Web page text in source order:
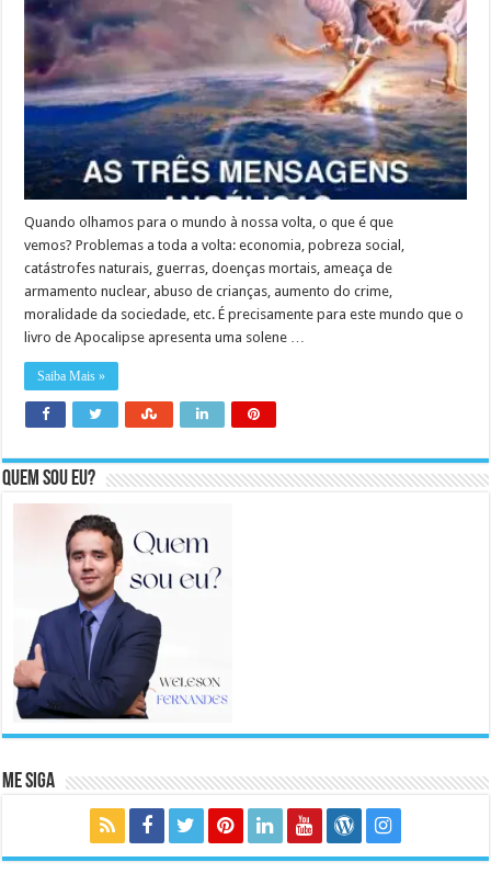
Quando olhamos para o mundo à nossa volta, o que é que
vemos? Problemas a toda a volta: economia, pobreza social,
catástrofes naturais, guerras, doenças mortais, ameaça de
armamento nuclear, abuso de crianças, aumento do crime,
moralidade da sociedade, etc. É precisamente para este mundo que o
livro de Apocalipse apresenta uma solene …
Saiba Mais »
Quem sou eu?
Me Siga